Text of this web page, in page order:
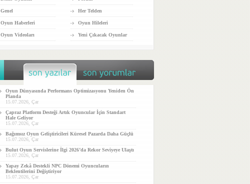
Genel Her Telden
Oyun Haberleri Oyun Hileleri
Oyun Videoları Yeni Çıkacak Oyunlar
Oyun Dünyasında Performans Optimizasyonu Yeniden Ön
Planda
15.07.2026, Çar
Çapraz Platform Desteği Artık Oyuncular İçin Standart
Hale Geliyor
15.07.2026, Çar
Bağımsız Oyun Geliştiricileri Küresel Pazarda Daha Güçlü
15.07.2026, Çar
Bulut Oyun Servislerine İlgi 2026’da Rekor Seviyeye Ulaştı
15.07.2026, Çar
Yapay Zekâ Destekli NPC Dönemi Oyuncuların
Beklentilerini Değiştiriyor
15.07.2026, Çar